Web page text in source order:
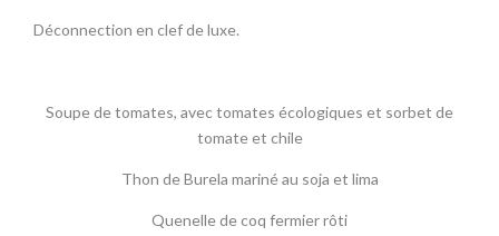
Déconnection en clef de luxe.
Soupe de tomates, avec tomates écologiques et sorbet de
tomate et chile
Thon de Burela mariné au soja et lima
Quenelle de coq fermier rôti